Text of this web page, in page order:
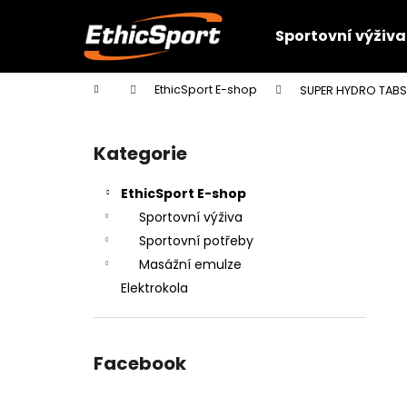
Sportovní výživa
Domů EthicSport E-shop SUPER HYDRO
Přeskočit
kategorie
Kategorie
EthicSport E-shop
Sportovní výživa
Sportovní potřeby
Masážní emulze
Elektrokola
Facebook
í
Zpět
do
Zpět
do